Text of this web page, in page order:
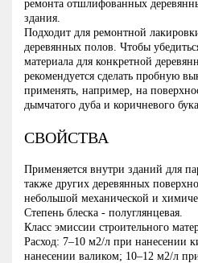
ремонта отшлифованных
здания.
Подходит для ремонтной
деревянных полов. Чтобы
материала для конкретной
рекомендуется сделать пробную
применять, например, на
дымчатого дуба и коричневого бука.
СВОЙСТВА
Применяется внутри зданий для
также других деревянных
небольшой механической и
Степень блеска - полуглянцевая.
Класс эмиссии строительного
Расход: 7–10 м2/л при нанесении
нанесении валиком; 10–12 м2/л